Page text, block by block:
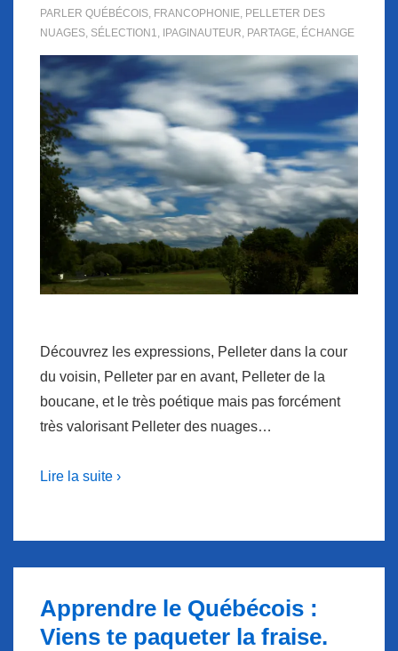
PARLER QUÉBÉCOIS, FRANCOPHONIE, PELLETER DES
NUAGES, SÉLECTION1, IPAGINAUTEUR, PARTAGE, ÉCHANGE
Découvrez les expressions, Pelleter dans la cour
du voisin, Pelleter par en avant, Pelleter de la
boucane, et le très poétique mais pas forcément
très valorisant Pelleter des nuages…
Lire la suite ›
Apprendre le Québécois :
Viens te paqueter la fraise.